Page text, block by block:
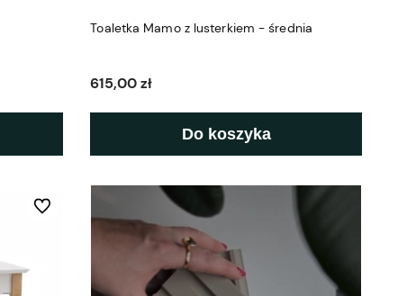
Toaletka Mamo z lusterkiem - średnia
615,00 zł
Do koszyka
Do ulubionych